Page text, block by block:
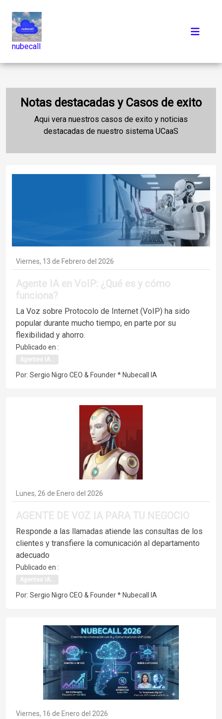
nubecall
Notas destacadas y Casos de exito
Aqui vera nuestros casos de exito y noticias
destacadas de nuestro sistema UCaaS
Viernes, 13 de Febrero del 2026
Agente IA en VoIP: ¿Qué es y cómo
funciona?
La Voz sobre Protocolo de Internet (VoIP) ha sido
popular durante mucho tiempo, en parte por su
flexibilidad y ahorro.
Publicado en :
Agentes IA...
Por: Sergio Nigro CEO & Founder * Nubecall IA
Lunes, 26 de Enero del 2026
AGENTE DE VOZ IA PARA TU NEGOCIO
Responde a las llamadas atiende las consultas de los
clientes y transfiere la comunicación al departamento
adecuado
Publicado en :
Agentes IA...
Por: Sergio Nigro CEO & Founder * Nubecall IA
Viernes, 16 de Enero del 2026